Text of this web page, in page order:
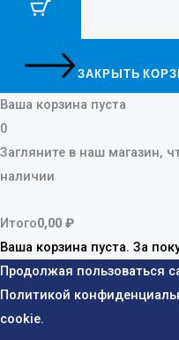
ЗАКРЫТЬ
Ваша корзина пуста
0
Загляните в наш магазин,
наличии
Итого0,00 ₽
Ваша корзина пуста. За
Продолжая пользоваться
Политикой
cookie.